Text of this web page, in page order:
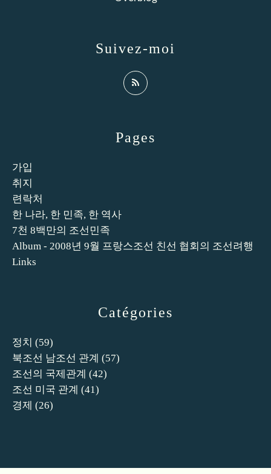
Catégories
정치 (59)
북조선 남조선 관계 (57)
조선의 국제관계 (42)
조선 미국 관계 (41)
경제 (26)
Pages
가입
취지
련락처
한 나라, 한 민족, 한 역사
7천 8백만의 조선민족
Album - 2008년 9월 프랑스조선 친선 협회의 조선려행
Links
Suivez-moi